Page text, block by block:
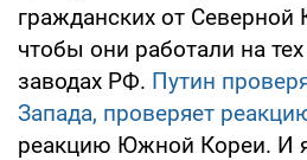
гражданских от Северной
чтобы они работали на
заводах РФ. Путин
Запада, проверяет
реакцию Южной Кореи. И